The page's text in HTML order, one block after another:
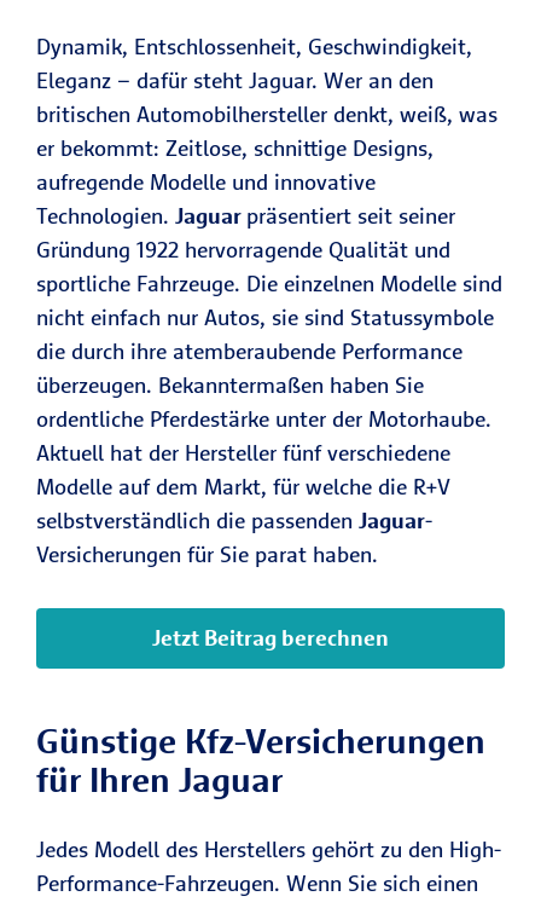
Dynamik, Entschlossenheit, Geschwindigkeit,
Eleganz – dafür steht Jaguar. Wer an den
britischen Automobilhersteller denkt, weiß, was
er bekommt: Zeitlose, schnittige Designs,
aufregende Modelle und innovative
Technologien. Jaguar präsentiert seit seiner
Gründung 1922 hervorragende Qualität und
sportliche Fahrzeuge. Die einzelnen Modelle sind
nicht einfach nur Autos, sie sind Statussymbole
die durch ihre atemberaubende Performance
überzeugen. Bekanntermaßen haben Sie
ordentliche Pferdestärke unter der Motorhaube.
Aktuell hat der Hersteller fünf verschiedene
Modelle auf dem Markt, für welche die R+V
selbstverständlich die passenden Jaguar-
Versicherungen für Sie parat haben.
Jetzt Beitrag berechnen
Günstige Kfz-Versicherungen
für Ihren Jaguar
Jedes Modell des Herstellers gehört zu den High-
Performance-Fahrzeugen. Wenn Sie sich einen